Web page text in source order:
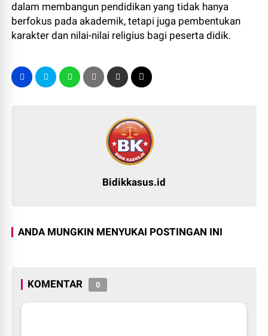
dalam membangun pendidikan yang tidak hanya
berfokus pada akademik, tetapi juga pembentukan
karakter dan nilai-nilai religius bagi peserta didik.
Bidikkasus.id
ANDA MUNGKIN MENYUKAI POSTINGAN INI
KOMENTAR 0